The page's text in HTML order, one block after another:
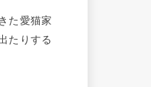
た愛猫家
たりする